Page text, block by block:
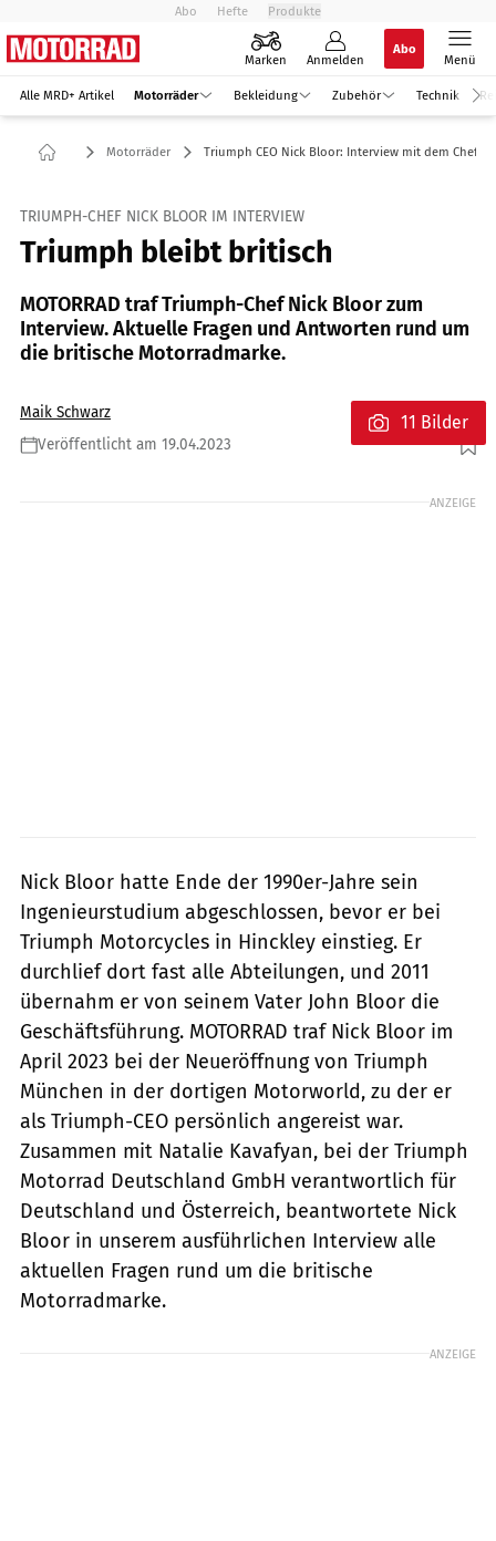
Abo Hefte Produkte
Marken Anmelden
Abo
Menü
Alle MRD+ Artikel Motorräder Bekleidung Zubehör Technik
Motorräder Triumph CEO Nick Bloor: Interview mit dem Chef
TRIUMPH-CHEF NICK BLOOR IM INTERVIEW
Triumph bleibt britisch
MOTORRAD traf Triumph-Chef Nick Bloor zum
Interview. Aktuelle Fragen und Antworten rund um
die britische Motorradmarke.
Maik Schwarz
Veröffentlicht am 19.04.2023
Foto: Triumph
11 Bilder
ANZEIGE
Nick Bloor hatte Ende der 1990er-Jahre sein
Ingenieurstudium abgeschlossen, bevor er bei
Triumph Motorcycles in Hinckley einstieg. Er
durchlief dort fast alle Abteilungen, und 2011
übernahm er von seinem Vater John Bloor die
Geschäftsführung. MOTORRAD traf Nick Bloor im
April 2023 bei der Neueröffnung von Triumph
München in der dortigen Motorworld, zu der er
als Triumph-CEO persönlich angereist war.
Zusammen mit Natalie Kavafyan, bei der Triumph
Motorrad Deutschland GmbH verantwortlich für
Deutschland und Österreich, beantwortete Nick
Bloor in unserem ausführlichen Interview alle
aktuellen Fragen rund um die britische
Motorradmarke.
ANZEIGE